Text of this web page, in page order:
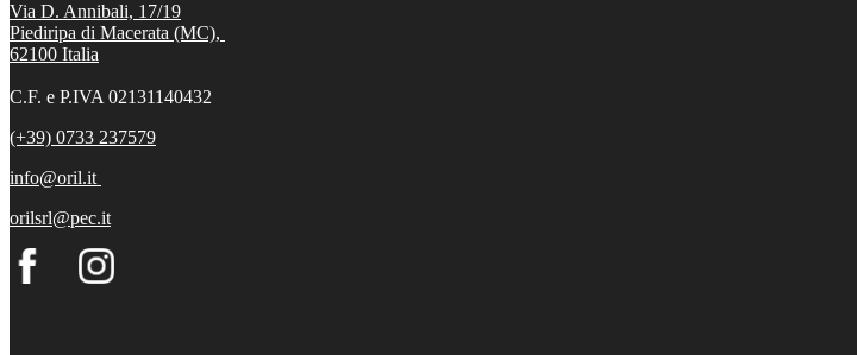
Via D. Annibali, 17/19
Piediripa di Macerata (MC),
62100 Italia
C.F. e P.IVA 02131140432
(+39) 0733 237579
info@oril.it
orilsrl@pec.it